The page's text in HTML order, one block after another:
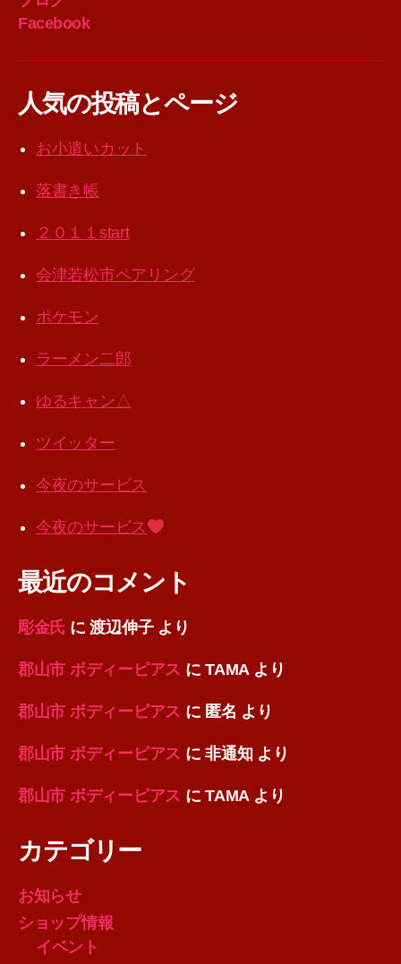
Facebook
人気の投稿とページ
お小遣いカット
落書き帳
２０１１start
会津若松市ペアリング
ポケモン
ラーメン二郎
ゆるキャン△
ツイッター
今夜のサービス
今夜のサービス
最近のコメント
彫金氏 に渡辺伸子より
郡山市 ボディーピアス にTAMAより
郡山市 ボディーピアス に 匿名 より
郡山市 ボディーピアス に非通知 より
郡山市 ボディーピアス にTAMAより
カテゴリー
お知らせ
ショップ情報
イベント